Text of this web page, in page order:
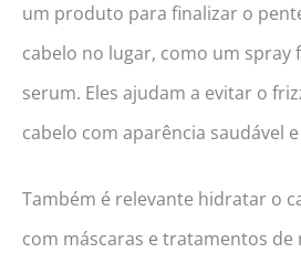
um produto para finalizar o
cabelo no lugar, como um spray
serum. Eles ajudam a evitar o
cabelo com aparência saudável
Também é relevante hidratar o
com máscaras e tratamentos de